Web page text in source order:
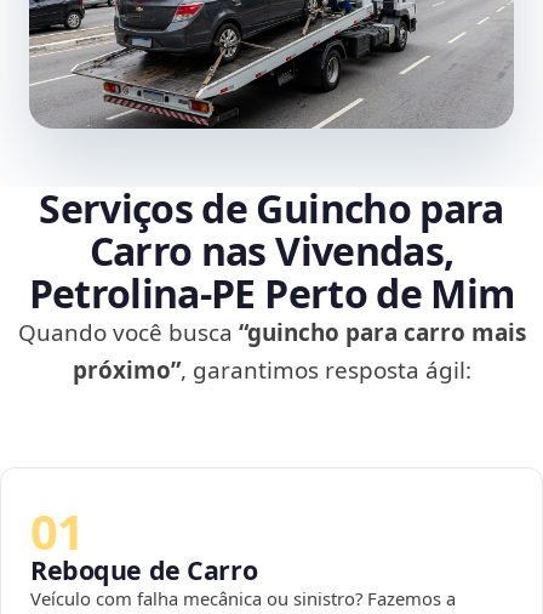
Serviços de Guincho para
Carro nas Vivendas,
Petrolina‑PE Perto de Mim
Quando você busca “guincho para carro mais
próximo”, garantimos resposta ágil:
01
Reboque de Carro
Veículo com falha mecânica ou sinistro? Fazemos a